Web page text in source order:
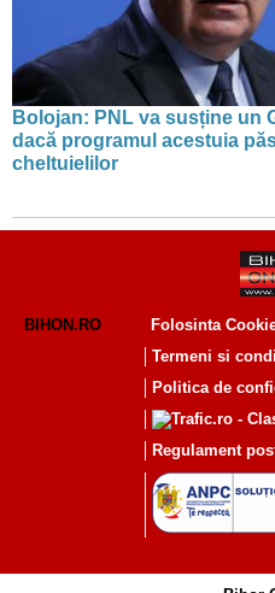
Bolojan: PNL va susține un
dacă programul acestuia
cheltuielilor
BIHON.RO
Folosinta
Termeni si
Politica de
Regulament